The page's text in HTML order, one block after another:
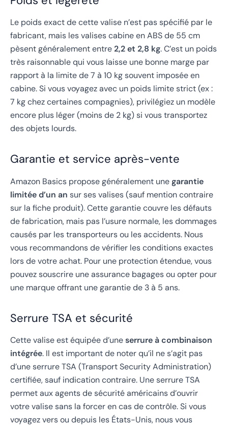
Le poids exact de cette valise n’est pas spécifié par le
fabricant, mais les valises cabine en ABS de 55 cm
pèsent généralement entre2,2 et 2,8 kg. C’est un poids
très raisonnable qui vous laisse une bonne marge par
rapport à la limite de 7 à 10 kg souvent imposée en
cabine. Si vous voyagez avec un poids limite strict (ex :
7 kg chez certaines compagnies), privilégiez un modèle
encore plus léger (moins de 2 kg) si vous transportez
des objets lourds.
Garantie et service après-vente
Amazon Basics propose généralement unegarantie
limitée d’un an sur ses valises (sauf mention contraire
sur la fiche produit). Cette garantie couvre les défauts
de fabrication, mais pas l’usure normale, les dommages
causés par les transporteurs ou les accidents. Nous
vous recommandons de vérifier les conditions exactes
lors de votre achat. Pour une protection étendue, vous
pouvez souscrire une assurance bagages ou opter pour
une marque offrant une garantie de 3 à 5 ans.
Serrure TSA et sécurité
Cette valise est équipée d’uneserrure à combinaison
intégrée. Il est important de noter qu’il ne s’agit pas
d’une serrure TSA (Transport Security Administration)
certifiée, sauf indication contraire. Une serrure TSA
permet aux agents de sécurité américains d’ouvrir
votre valise sans la forcer en cas de contrôle. Si vous
voyagez vers ou depuis les États-Unis, nous vous